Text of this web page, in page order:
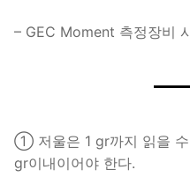
– GEC Moment 측정장비
① 저울은 1 gr까지 읽을
gr이내이어야 한다.